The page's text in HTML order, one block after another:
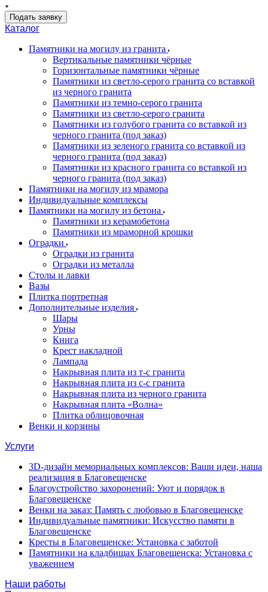
Подать заявку
Каталог
Памятники на могилу из гранита
Вертикальные памятники чёрные
Горизонтальные памятники чёрные
Памятники из светло-серого гранита со вставкой
из черного гранита
Памятники из темно-серого гранита
Памятники из светло-серого гранита
Памятники из голубого гранита со вставкой из
черного гранита (под заказ)
Памятники из зеленого гранита со вставкой из
черного гранита (под заказ)
Памятники из красного гранита со вставкой из
черного гранита (под заказ)
Памятники на могилу из мрамора
Индивидуальные комплексы
Памятники на могилу из бетона
Памятники из керамобетона
Памятники из мраморной крошки
Оградки
Оградки из гранита
Оградки из металла
Столы и лавки
Вазы
Плитка портретная
Дополнительные изделия
Шары
Урны
Книга
Крест накладной
Лампада
Накрывная плита из т-с гранита
Накрывная плита из с-с гранита
Накрывная плита из черного гранита
Накрывная плита «Волна»
Плитка облицовочная
Венки и корзины
Услуги
3D-дизайн мемориальных комплексов: Ваши идеи, наша
реализация в Благовещенске
Благоустройство захоронений: Уют и порядок в
Благовещенске
Венки на заказ: Память с любовью в Благовещенске
Индивидуальные памятники: Искусство памяти в
Благовещенске
Кресты в Благовещенске: Установка с заботой
Памятники на кладбищах Благовещенска: Установка с
уважением
Наши работы